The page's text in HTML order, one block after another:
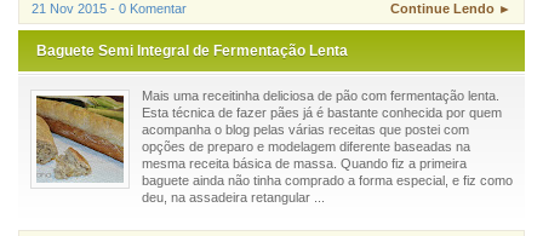
21 Nov 2015 - 0 Komentar Continue Lendo ►
Baguete Semi Integral de Fermentação Lenta
Mais uma receitinha deliciosa de pão com fermentação lenta.
Esta técnica de fazer pães já é bastante conhecida por quem
acompanha o blog pelas várias receitas que postei com
opções de preparo e modelagem diferente baseadas na
mesma receita básica de massa. Quando fiz a primeira
baguete ainda não tinha comprado a forma especial, e fiz como
deu, na assadeira retangular ...